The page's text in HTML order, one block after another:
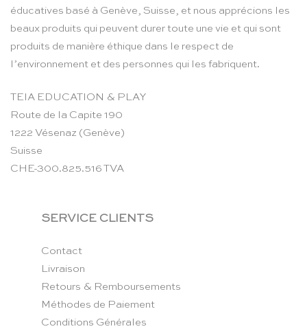
éducatives basé à Genève, Suisse, et nous apprécions les
beaux produits qui peuvent durer toute une vie et qui sont
produits de manière éthique dans le respect de
l’environnement et des personnes qui les fabriquent.
TEIA EDUCATION & PLAY
Route de la Capite 190
1222 Vésenaz (Genève)
Suisse
CHE-300.825.516 TVA
SERVICE CLIENTS
Contact
Livraison
Retours & Remboursements
Méthodes de Paiement
Conditions Générales